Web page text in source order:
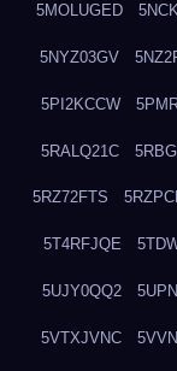
5MOLUGED
5NYZ03GV
5PI2KCCW
5RALQ21C
5RZ72FTS
5T4RFJQE
5UJY0QQ2
5VTXJVNC